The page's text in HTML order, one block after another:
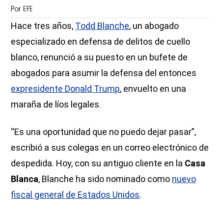
Por EFE
Hace tres años, Todd Blanche, un abogado
especializado en defensa de delitos de cuello
blanco, renunció a su puesto en un bufete de
abogados para asumir la defensa del entonces
expresidente Donald Trump, envuelto en una
maraña de líos legales.
“Es una oportunidad que no puedo dejar pasar”,
escribió a sus colegas en un correo electrónico de
despedida. Hoy, con su antiguo cliente en la Casa
Blanca, Blanche ha sido nominado como nuevo
fiscal general de Estados Unidos.